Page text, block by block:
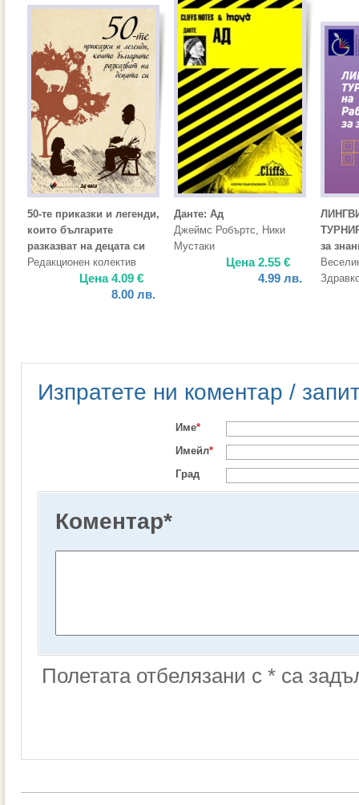
50-те приказки и легенди,
които българите
разказват на децата си
Редакционен колектив
Цена4.09 €
8.00 лв.
Данте: Ад
Джеймс Робъртс, Ники
Мустаки
Цена2.55 €
4.99 лв.
за
Изпратете ни коментар /
Име*
Имейл*
Град
Коментар*
Полетата отбелязани с * са